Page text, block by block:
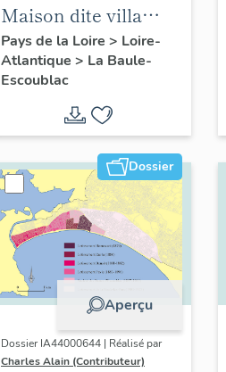
Maison dite villa
balnéaire Ker Rozen
puis le Sourire, 2
avenue Le-Dentu
Pays de la Loire > Loire-
Atlantique > La Baule-
Escoublac
Dossier
Aperçu
Dossier IA44000644 | Réalisé par
Charles Alain (Contributeur)